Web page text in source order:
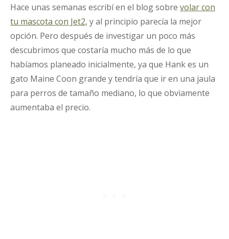
Hace unas semanas escribí en el blog sobre volar con
tu mascota con Jet2, y al principio parecía la mejor
opción. Pero después de investigar un poco más
descubrimos que costaría mucho más de lo que
habíamos planeado inicialmente, ya que Hank es un
gato Maine Coon grande y tendría que ir en una jaula
para perros de tamaño mediano, lo que obviamente
aumentaba el precio.